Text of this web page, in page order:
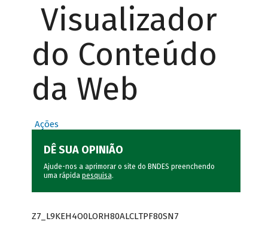
Visualizador
do Conteúdo
da Web
Ações
DÊ SUA OPINIÃO
Ajude-nos a aprimorar o site do BNDES preenchendo
uma rápida pesquisa.
Z7_L9KEH4O0LORH80ALCLTPF80SN7